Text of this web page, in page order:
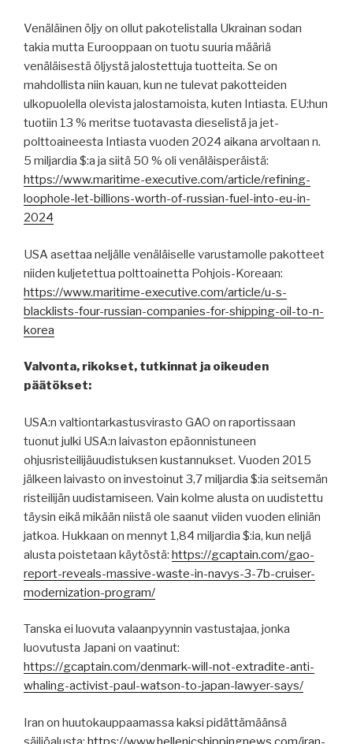
Venäläinen öljy on ollut pakotelistalla Ukrainan sodan
takia mutta Eurooppaan on tuotu suuria määriä
venäläisestä öljystä jalostettuja tuotteita. Se on
mahdollista niin kauan, kun ne tulevat pakotteiden
ulkopuolella olevista jalostamoista, kuten Intiasta. EU:hun
tuotiin 13 % meritse tuotavasta dieselistä ja jet-
polttoaineesta Intiasta vuoden 2024 aikana arvoltaan n.
5 miljardia $:a ja siitä 50 % oli venäläisperäistä:
https://www.maritime-executive.com/article/refining-
loophole-let-billions-worth-of-russian-fuel-into-eu-in-
2024
USA asettaa neljälle venäläiselle varustamolle pakotteet
niiden kuljetettua polttoainetta Pohjois-Koreaan:
https://www.maritime-executive.com/article/u-s-
blacklists-four-russian-companies-for-shipping-oil-to-n-
korea
Valvonta, rikokset, tutkinnat ja oikeuden
päätökset:
USA:n valtiontarkastusvirasto GAO on raportissaan
tuonut julki USA:n laivaston epäonnistuneen
ohjusristeilijäuudistuksen kustannukset. Vuoden 2015
jälkeen laivasto on investoinut 3,7 miljardia $:ia seitsemän
risteilijän uudistamiseen. Vain kolme alusta on uudistettu
täysin eikä mikään niistä ole saanut viiden vuoden eliniän
jatkoa. Hukkaan on mennyt 1,84 miljardia $:ia, kun neljä
alusta poistetaan käytöstä: https://gcaptain.com/gao-
report-reveals-massive-waste-in-navys-3-7b-cruiser-
modernization-program/
Tanska ei luovuta valaanpyynnin vastustajaa, jonka
luovutusta Japani on vaatinut:
https://gcaptain.com/denmark-will-not-extradite-anti-
whaling-activist-paul-watson-to-japan-lawyer-says/
Iran on huutokauppaamassa kaksi pidättämäänsä